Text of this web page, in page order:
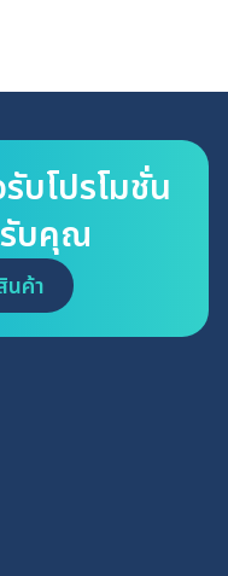
บโปรโมชั่น
บคุณ
นค้า